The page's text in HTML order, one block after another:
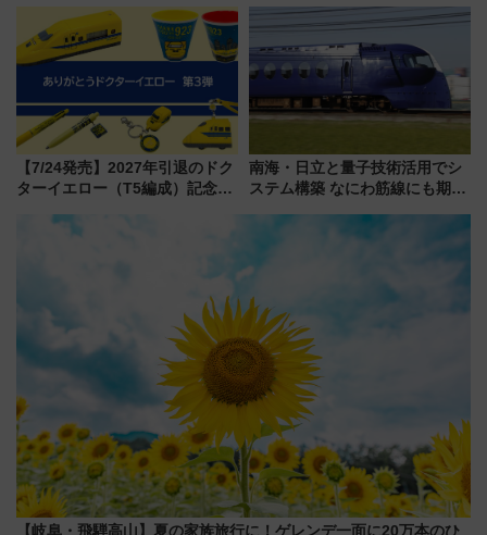
会の日程・アクセス・観覧席ま
とめ（石川県）
説【JR東日本】
【7/24発売】2027年引退のドク
ターイエロー（T5編成）記念グ
南海・日立と量子技術活用でシ
ステム構築 なにわ筋線にも期待
【岐阜・飛騨高山】夏の家族旅行に！ゲレンデ一面に20万本のひ